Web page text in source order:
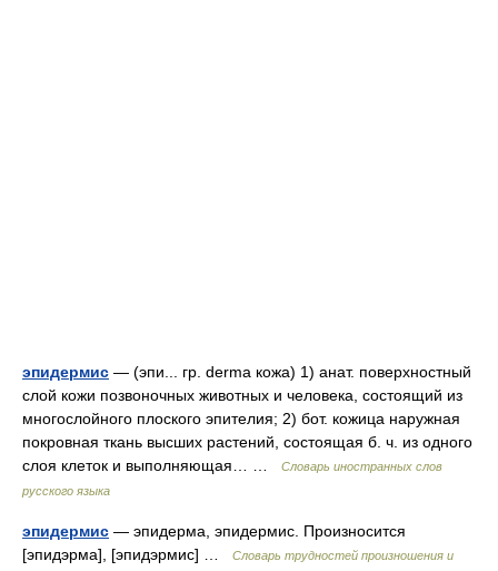
эпидермис — (эпи... гр. derma кожа) 1) анат. поверхностный
слой кожи позвоночных животных и человека, состоящий из
многослойного плоского эпителия; 2) бот. кожица наружная
покровная ткань высших растений, состоящая б. ч. из одного
слоя клеток и выполняющая… …
Словарь иностранных слов
русского языка
эпидермис — эпидерма, эпидермис. Произносится
[эпидэрма], [эпидэрмис] …
Словарь трудностей произношения и